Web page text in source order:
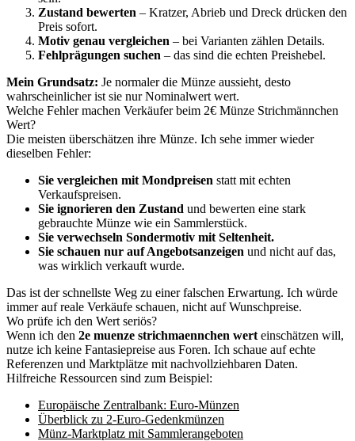
Zustand bewerten – Kratzer, Abrieb und Dreck drücken den
Preis sofort.
Motiv genau vergleichen – bei Varianten zählen Details.
Fehlprägungen suchen – das sind die echten Preishebel.
Mein Grundsatz: Je normaler die Münze aussieht, desto
wahrscheinlicher ist sie nur Nominalwert wert.
Welche Fehler machen Verkäufer beim 2€ Münze Strichmännchen
Wert?
Die meisten überschätzen ihre Münze. Ich sehe immer wieder
dieselben Fehler:
Sie vergleichen mit Mondpreisen statt mit echten
Verkaufspreisen.
Sie ignorieren den Zustand und bewerten eine stark
gebrauchte Münze wie ein Sammlerstück.
Sie verwechseln Sondermotiv mit Seltenheit.
Sie schauen nur auf Angebotsanzeigen und nicht auf das,
was wirklich verkauft wurde.
Das ist der schnellste Weg zu einer falschen Erwartung. Ich würde
immer auf reale Verkäufe schauen, nicht auf Wunschpreise.
Wo prüfe ich den Wert seriös?
Wenn ich den 2e muenze strichmaennchen wert einschätzen will,
nutze ich keine Fantasiepreise aus Foren. Ich schaue auf echte
Referenzen und Marktplätze mit nachvollziehbaren Daten.
Hilfreiche Ressourcen sind zum Beispiel:
Europäische Zentralbank: Euro-Münzen
Überblick zu 2-Euro-Gedenkmünzen
Münz-Marktplatz mit Sammlerangeboten